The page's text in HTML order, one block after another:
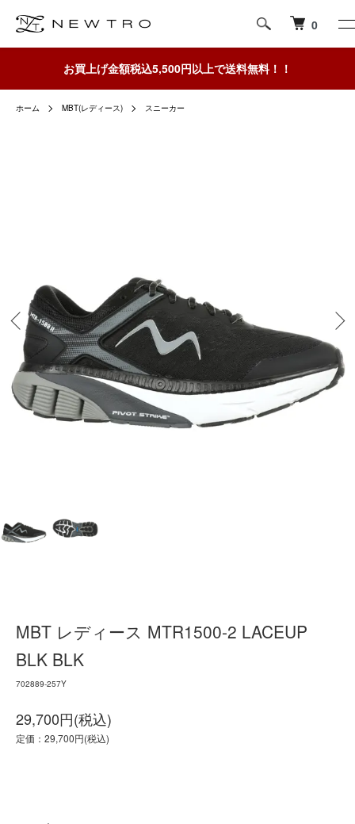
0
お買上げ金額税込5,500円以上で送料無料！！
ホーム MBT(レディース) スニーカー
MBT レディース MTR1500-2 LACEUP
BLK BLK
702889-257Y
29,700円(税込)
定価：29,700円(税込)